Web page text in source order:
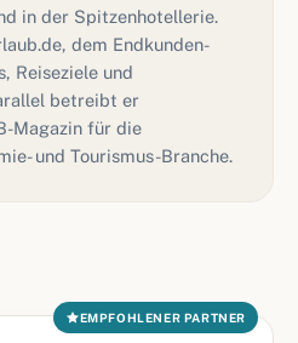
in der Spitzenhotellerie.
dem Endkunden-
Reiseziele und
betreibt er
Magazin für die
und Tourismus-Branche.
EMPFOHLENER PARTNER